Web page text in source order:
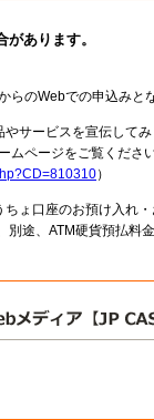
あります。
らのWebでの申込みと
サービスを宣伝して
ムページをご覧くださ
）
ょ口座のお預け入れ
途、ATM硬貨預払料